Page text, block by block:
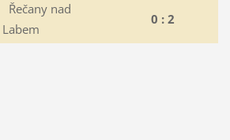
Řečany nad
Labem
0 : 2